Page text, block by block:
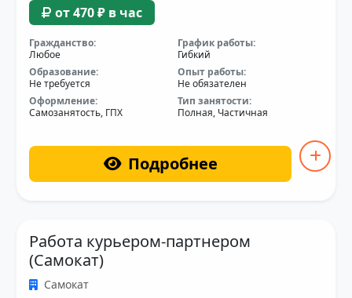
от 470 ₽ в час
Гражданство:
Любое
График работы:
Гибкий
Образование:
Не требуется
Опыт работы:
Не обязателен
Оформление:
Самозанятость, ГПХ
Тип занятости:
Полная, Частичная
Подробнее
Работа курьером-партнером
(Самокат)
Самокат